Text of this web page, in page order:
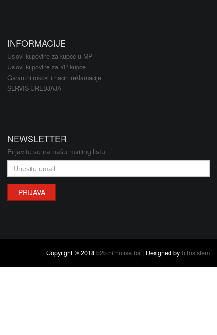
INFORMACIJE
Uslovi kupovine za kupce u MP
Uslovi kupovine za VP kupce
Garantni rokovi i nacin reklamacije
SERVIS UREDJAJA
NEWSLETTER
Prijavite se na našu mailing listu
PRIJAVA
Copyright © 2018 b2b.hithouse.ba | Designed by Infosistem